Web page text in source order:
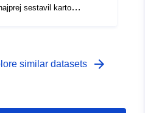
sestavil karto
delež mineralov v fazi
similar datasets arrow_forward